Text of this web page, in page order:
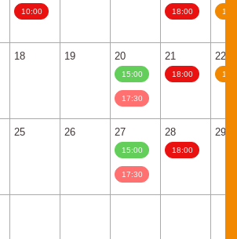
10:00 18:00
18 19 20
15:00
17:30
21
18:00
22
25 26 27
15:00
17:30
28
18:00
29